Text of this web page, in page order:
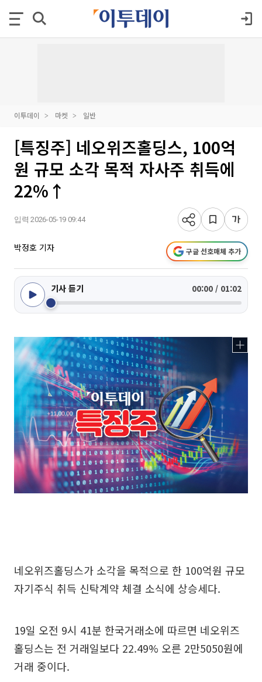
이투데이 마켓 일반
[특징주] 네오위즈홀딩스, 100억
원 규모 소각 목적 자사주 취득에
22%↑
입력 2026-05-19 09:44
박정호 기자 구글 선호매체 추가
기사 듣기 00:00 / 01:02
네오위즈홀딩스가 소각을 목적으로 한 100억원 규모
자기주식 취득 신탁계약 체결 소식에 상승세다.
19일 오전 9시 41분 한국거래소에 따르면 네오위즈
홀딩스는 전 거래일보다 22.49% 오른 2만5050원에
거래 중이다.